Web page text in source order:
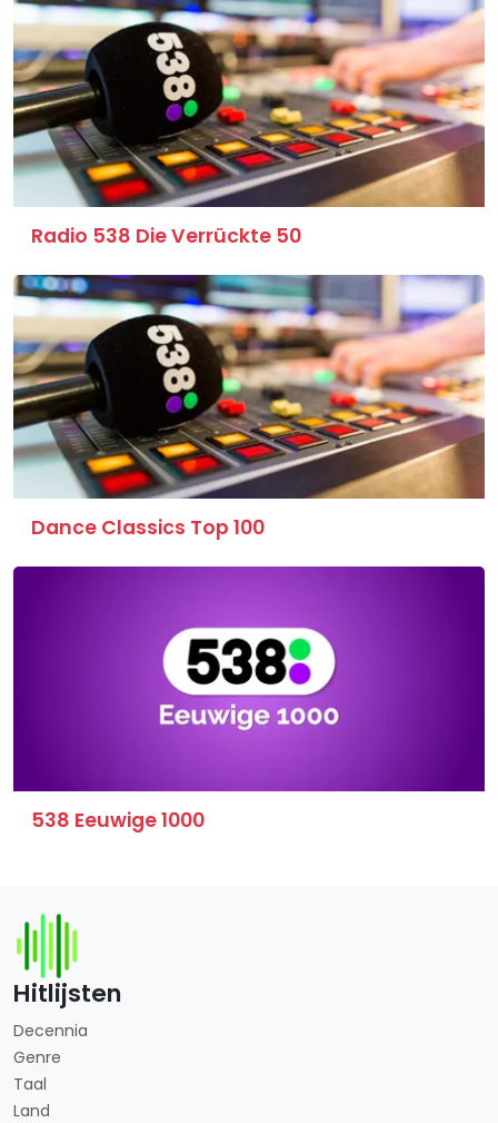
Radio 538 Die Verrückte 50
Dance Classics Top 100
538 Eeuwige 1000
Hitlijsten
Decennia
Genre
Taal
Land